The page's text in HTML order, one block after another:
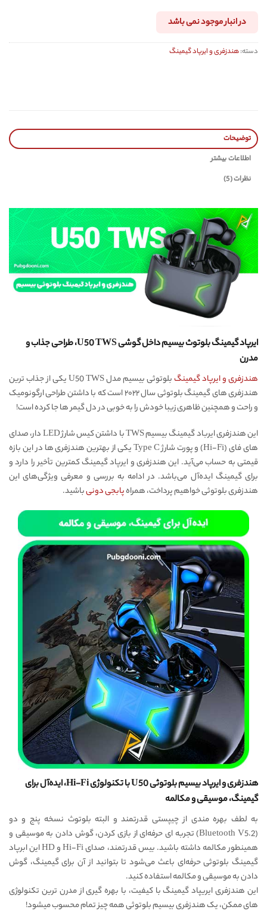
در انبار موجود نمی باشد
دسته:هندزفری و ایرپاد گیمینگ
توضیحات
اطلاعات بیشتر
نظرات (5)
ایرپاد گیمینگ بلوتوث بیسیم داخل گوشی U50 TWS، طراحی جذاب و
مدرن
هندزفری و ایرپاد گیمینگ
بلوتوثی بیسیم مدل U50 TWS یکی از جذاب ترین
هندزفری های گیمینگ بلوتوثی سال ۲۰۲۲ است که با داشتن طراحی ارگونومیک
و راحت و همچنین ظاهری زیبا خودش را به خوبی در دل گیمر ها جا کرده است!
این هندزفری ایرباد گیمینگ بیسیم TWS با داشتن کیس شارژ LED دار، صدای
های فای (Hi-Fi) و پورت شارژ Type C یکی از بهترین هندزفری ها در این بازه
قیمتی به حساب می‌‌آید. این هندزفری و ایرپاد گیمینگ کمترین تأخیر را دارد و
برای گیمینگ ایده‌‌آل می‌باشد. در ادامه به بررسی و معرفی ویژگی‌های این
هندزفری بلوتوثی خواهیم پرداخت، همراهپابجی دونیباشید.
هندزفری و ایرپاد بیسیم بلوتوثی U50 با تکنولوژی Hi-Fi، ایده‌‌آل برای
گیمینگ، موسیقی و مکالمه
به لطف بهره مندی از چیپستی قدرتمند و البته بلوتوث نسخه پنج و دو
(Bluetooth V5.2) تجربه ای حرفه‌ای از بازی کردن، گوش دادن به موسیقی و
همینطور مکالمه داشته باشید. بیس قدرتمند، صدای Hi-Fi و HD این ابرپاد
گیمینگ بلوتوثی حرفه‌ای باعث می‌شود تا بتوانید از آن برای گیمینگ، گوش
دادن به موسیقی و مکالمه استفاده کنید.
این هندزفری ایریپاد گیمینگ با کیفیت، با بهره گیری از مدرن ترین تکنولوژی
های ممکن، یک هندزفری بیسیم بلوتوثی همه چیز تمام محسوب میشود!